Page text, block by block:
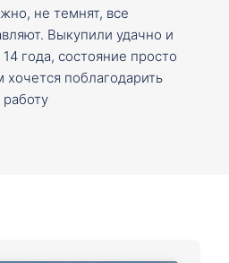
не темнят, все
Выкупили удачно и
года, состояние просто
поблагодарить